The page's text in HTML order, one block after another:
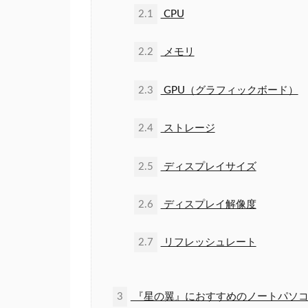
2.1 CPU
2.2 メモリ
2.3 GPU（グラフィックボード）
2.4 ストレージ
2.5 ディスプレイサイズ
2.6 ディスプレイ解像度
2.7 リフレッシュレート
3 『星の翼』におすすめのノートパソ